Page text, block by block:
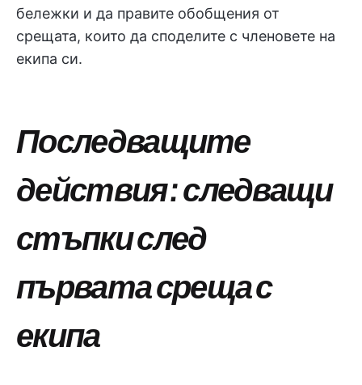
бележки и да правите обобщения от
срещата, които да споделите с членовете на
екипа си.
Последващите
действия: следващи
стъпки след
първата среща с
екипа